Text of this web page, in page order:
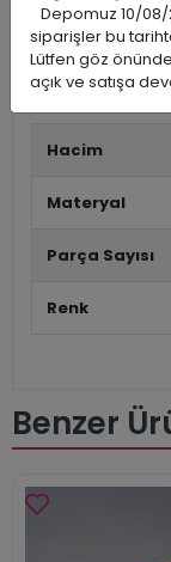
Isıtma Süresi:
Sıcaklık: -20 – 120
Fırında
Hacim
Materyal
Parça Sayısı
Renk
Benzer
Depomuz 10/
siparişler bu
Lütfen göz
açık ve satışa